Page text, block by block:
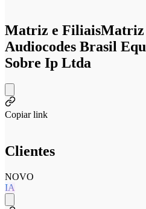
Matriz e FiliaisMatriz
Audiocodes Brasil
Sobre Ip Ltda
Copiar link
Clientes
NOVO
IA